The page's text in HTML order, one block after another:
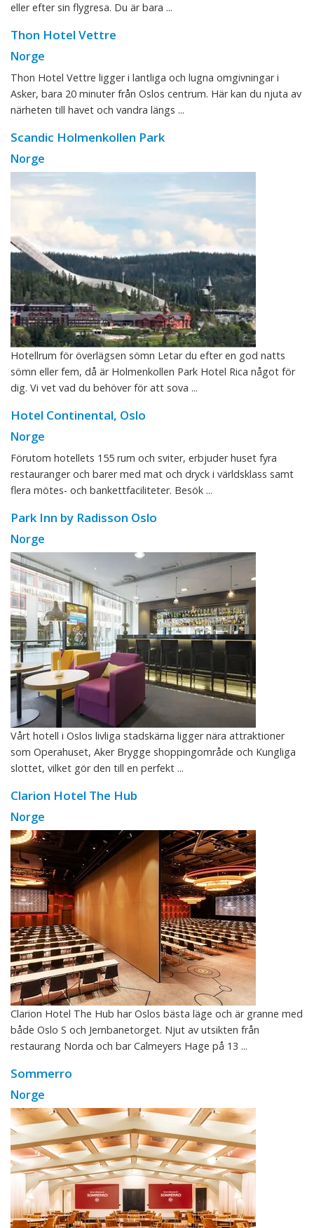
eller efter sin flygresa. Du är bara ...
Thon Hotel Vettre
Norge
Thon Hotel Vettre ligger i lantliga och lugna omgivningar i
Asker, bara 20 minuter från Oslos centrum. Här kan du njuta av
närheten till havet och vandra längs ...
Scandic Holmenkollen Park
Norge
Hotellrum för överlägsen sömn Letar du efter en god natts
sömn eller fem, då är Holmenkollen Park Hotel Rica något för
dig. Vi vet vad du behöver för att sova ...
Hotel Continental, Oslo
Norge
Förutom hotellets 155 rum och sviter, erbjuder huset fyra
restauranger och barer med mat och dryck i världsklass samt
flera mötes- och bankettfaciliteter. Besök ...
Park Inn by Radisson Oslo
Norge
Vårt hotell i Oslos livliga stadskärna ligger nära attraktioner
som Operahuset, Aker Brygge shoppingområde och Kungliga
slottet, vilket gör den till en perfekt ...
Clarion Hotel The Hub
Norge
Clarion Hotel The Hub har Oslos bästa läge och är granne med
både Oslo S och Jernbanetorget. Njut av utsikten från
restaurang Norda och bar Calmeyers Hage på 13 ...
Sommerro
Norge